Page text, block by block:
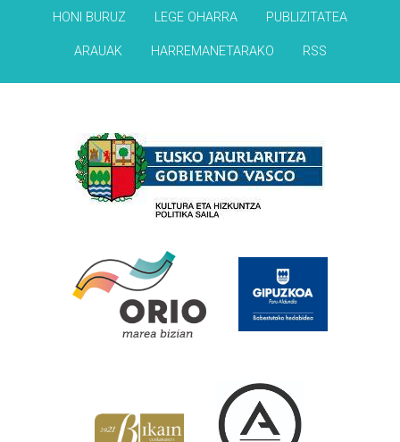
HONI BURUZ LEGE OHARRA PUBLIZITATEA
ARAUAK HARREMANETARAKO RSS